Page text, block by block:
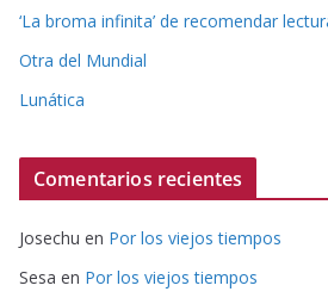
‘La broma infinita’ de recomendar
Otra del Mundial
Lunática
Comentarios recientes
Josechu en Por los viejos tiempos
Sesa en Por los viejos tiempos